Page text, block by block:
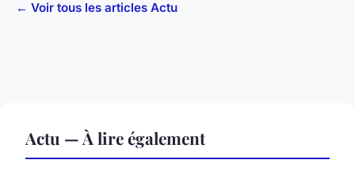
← Voir tous les articles Actu
Actu — À lire également